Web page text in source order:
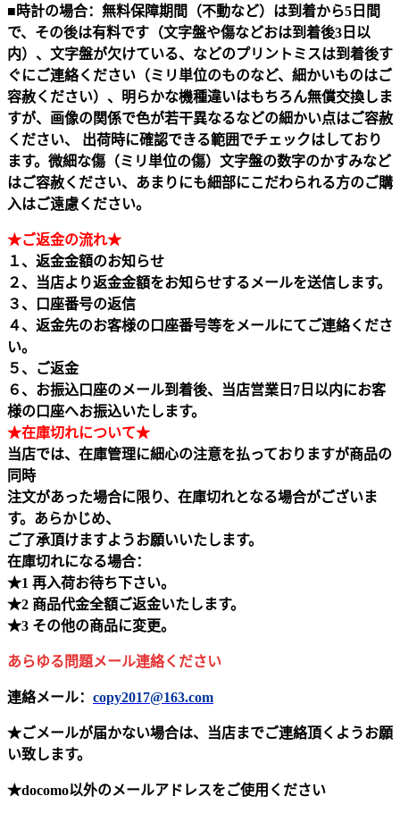
■時計の場合：無料保障期間（不動など）は到着から5日間
で、その後は有料です（文字盤や傷などおは到着後3日以
内）、文字盤が欠けている、などのプリントミスは到着後す
ぐにご連絡ください（ミリ単位のものなど、細かいものはご
容赦ください）、明らかな機種違いはもちろん無償交換しま
すが、画像の関係で色が若干異なるなどの細かい点はご容赦
ください、 出荷時に確認できる範囲でチェックはしており
ます。微細な傷（ミリ単位の傷）文字盤の数字のかすみなど
はご容赦ください、あまりにも細部にこだわられる方のご購
入はご遠慮ください。
★ご返金の流れ★
１、返金金額のお知らせ
２、当店より返金金額をお知らせするメールを送信します。
３、口座番号の返信
４、返金先のお客様の口座番号等をメールにてご連絡くださ
い。
５、ご返金
６、お振込口座のメール到着後、当店営業日7日以内にお客
様の口座へお振込いたします。
★在庫切れについて★
当店では、在庫管理に細心の注意を払っておりますが商品の
同時
注文があった場合に限り、在庫切れとなる場合がございま
す。あらかじめ、
ご了承頂けますようお願いいたします。
在庫切れになる場合：
★1 再入荷お待ち下さい。
★2 商品代金全額ご返金いたします。
★3 その他の商品に変更。
あらゆる問題メール連絡ください
連絡メール： copy2017@163.com
★ごメールが届かない場合は、当店までご連絡頂くようお願
い致します。
★docomo以外のメールアドレスをご使用ください